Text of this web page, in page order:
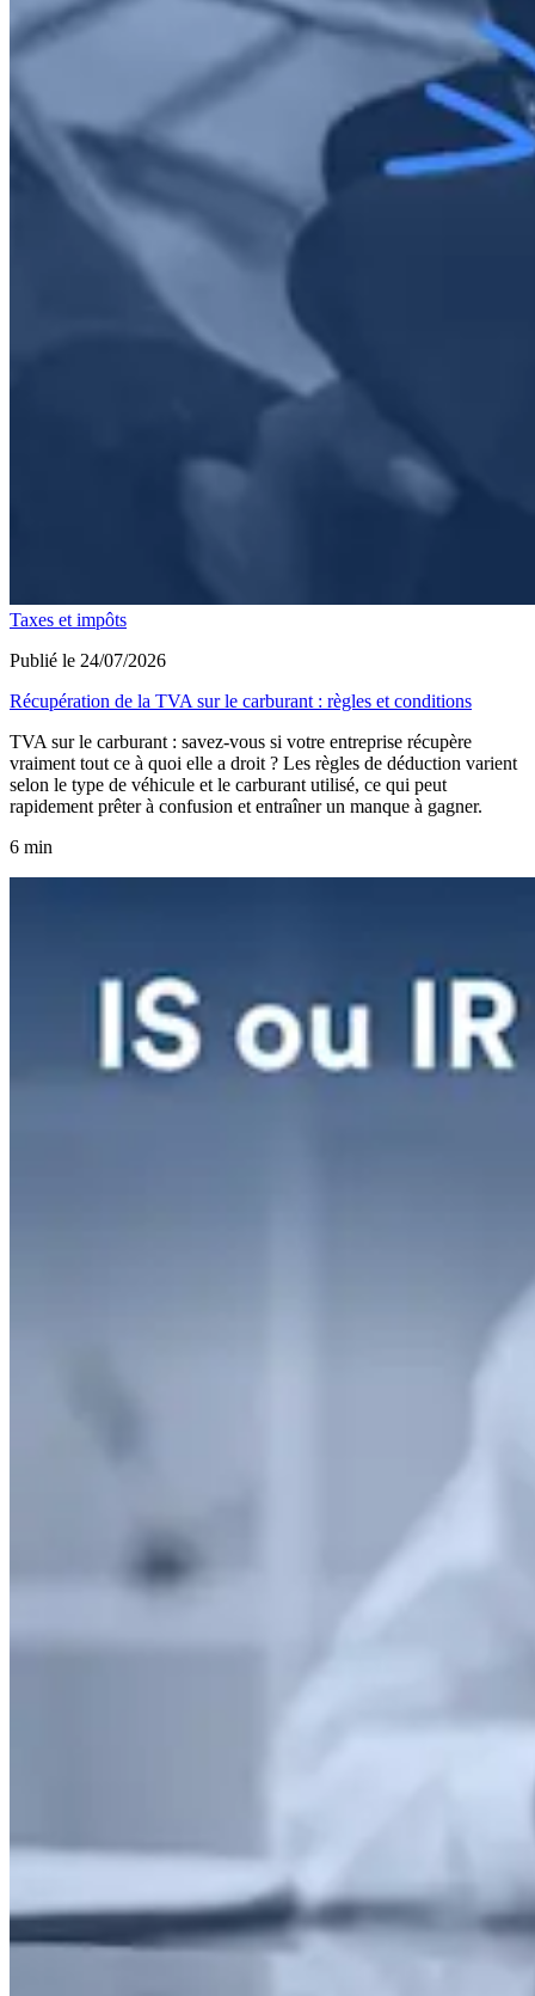
Taxes et impôts
Publié le 24/07/2026
Récupération de la TVA sur le carburant : règles et conditions
TVA sur le carburant : savez-vous si votre entreprise récupère
vraiment tout ce à quoi elle a droit ? Les règles de déduction varient
selon le type de véhicule et le carburant utilisé, ce qui peut
rapidement prêter à confusion et entraîner un manque à gagner.
6 min